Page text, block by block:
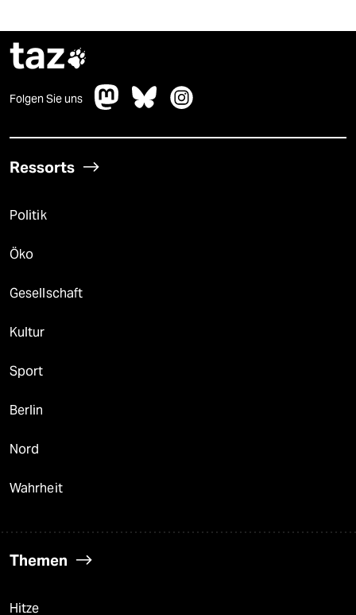
taz
Folgen Sie uns
Ressorts
Politik
Öko
Gesellschaft
Kultur
Sport
Berlin
Nord
Wahrheit
Themen
Hitze